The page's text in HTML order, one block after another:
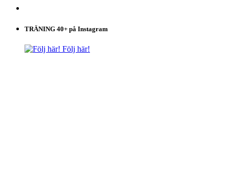
TRÄNING 40+ på Instagram
Följ här!